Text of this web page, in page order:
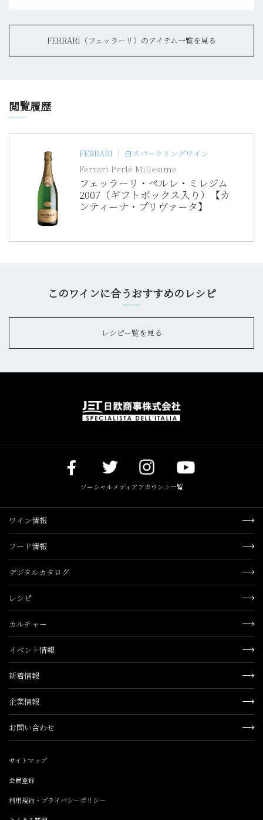
FERRARI（フェッラーリ）のアイテム一覧を見る
閲覧履歴
FERRARI 白スパークリングワイン
Ferrari Perlé Millesime
フェッラーリ・ペルレ・ミレジム
2007（ギフトボックス入り）【カ
ンティーナ・プリヴァータ】
このワインに合うおすすめのレシピ
レシピー覧を見る
ソーシャルメディアアカウント一覧
ワイン情報
フード情報
デジタルカタログ
レシピ
カルチャー
イベント情報
新着情報
企業情報
お問い合わせ
サイトマップ
会員登録
利用規約・プライバシーポリシー